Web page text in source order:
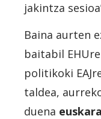
jakintza
Baina aurten
baitabil
politikoki
taldea,
duena euskara